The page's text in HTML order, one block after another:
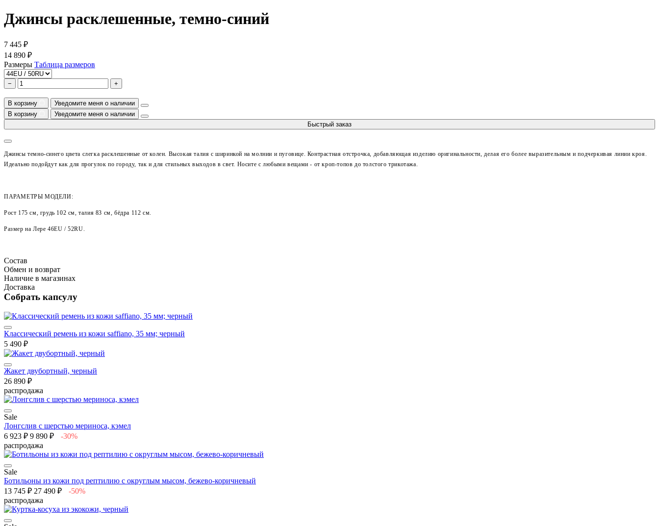
Джинсы расклешенные, темно-синий
7 445 ₽
14 890 ₽
Размеры Таблица размеров
− +
В корзину
Уведомите меня о наличии
В корзину
Уведомите меня о наличии
Быстрый заказ
Джинсы темно-синего цвета слегка расклешенные от колен. Высокая талия с ширинкой на молнии и пуговице. Контрастная отстрочка, добавляющая изделию оригинальности, делая его более выразительным и подчеркивая линии кроя.
Идеально подойдут как для прогулок по городу, так и для стильных выходов в свет. Носите с любыми вещами - от кроп-топов до толстого трикотажа.
ПАРАМЕТРЫ МОДЕЛИ:
Рост 175 см, грудь 102 см, талия 83 см, бёдра 112 см.
Размер на Лере 46EU / 52RU.
Состав
Обмен и возврат
Наличие в магазинах
Доставка
Собрать капсулу
Классический ремень из кожи saffiano, 35 мм; черный
5 490 ₽
Жакет двубортный, черный
26 890 ₽
распродажа
Sale
Лонгслив с шерстью мериноса, кэмел
6 923 ₽ 9 890 ₽
-30%
распродажа
Sale
Ботильоны из кожи под рептилию с округлым мысом, бежево-коричневый
13 745 ₽ 27 490 ₽
-50%
распродажа